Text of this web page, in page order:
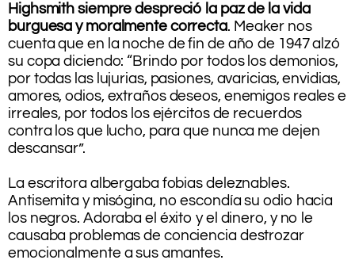
Highsmith siempre despreció la paz de la vida
burguesa y moralmente correcta. Meaker nos
cuenta que en la noche de fin de año de 1947 alzó
su copa diciendo: “Brindo por todos los demonios,
por todas las lujurias, pasiones, avaricias, envidias,
amores, odios, extraños deseos, enemigos reales e
irreales, por todos los ejércitos de recuerdos
contra los que lucho, para que nunca me dejen
descansar”.
La escritora albergaba fobias deleznables.
Antisemita y misógina, no escondía su odio hacia
los negros. Adoraba el éxito y el dinero, y no le
causaba problemas de conciencia destrozar
emocionalmente a sus amantes.